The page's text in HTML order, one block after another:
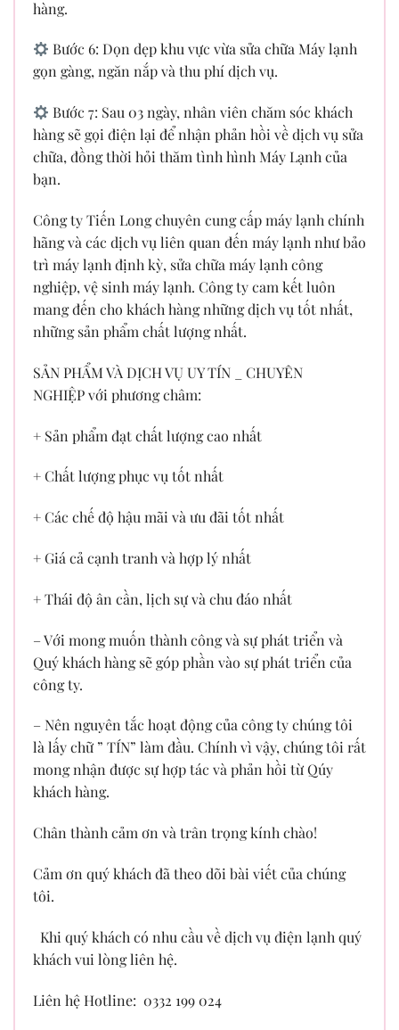
hàng.
Bước 6: Dọn dẹp khu vực vừa sửa chữa Máy lạnh
gọn gàng, ngăn nắp và thu phí dịch vụ.
Bước 7: Sau 03 ngày, nhân viên chăm sóc khách
hàng sẽ gọi điện lại để nhận phản hồi về dịch vụ sửa
chữa, đồng thời hỏi thăm tình hình Máy Lạnh của
bạn.
Công ty Tiến Long chuyên cung cấp máy lạnh chính
hãng và các dịch vụ liên quan đến máy lạnh như bảo
trì máy lạnh định kỳ, sửa chữa máy lạnh công
nghiệp, vệ sinh máy lạnh. Công ty cam kết luôn
mang đến cho khách hàng những dịch vụ tốt nhất,
những sản phẩm chất lượng nhất.
SẢN PHẨM VÀ DỊCH VỤ UY TÍN _ CHUYÊN
NGHIỆP với phương châm:
+ Sản phẩm đạt chất lượng cao nhất
+ Chất lượng phục vụ tốt nhất
+ Các chế độ hậu mãi và ưu đãi tốt nhất
+ Giá cả cạnh tranh và hợp lý nhất
+ Thái độ ân cần, lịch sự và chu đáo nhất
– Với mong muốn thành công và sự phát triển và
Quý khách hàng sẽ góp phần vào sự phát triển của
công ty.
– Nên nguyên tắc hoạt động của công ty chúng tôi
là lấy chữ ” TÍN” làm đầu. Chính vì vậy, chúng tôi rất
mong nhận được sự hợp tác và phản hồi từ Qúy
khách hàng.
Chân thành cảm ơn và trân trọng kính chào!
Cảm ơn quý khách đã theo dõi bài viết của chúng
tôi.
Khi quý khách có nhu cầu về dịch vụ điện lạnh quý
khách vui lòng liên hệ.
Liên hệ Hotline: 0332 199 024